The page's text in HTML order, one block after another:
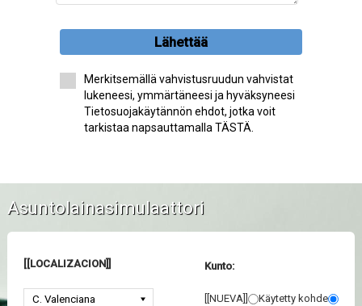
Lähettää
Merkitsemällä vahvistusruudun vahvistat
lukeneesi, ymmärtäneesi ja hyväksyneesi
Tietosuojakäytännön ehdot, jotka voit
tarkistaa napsauttamalla TÄSTÄ.
Asuntolainasimulaattori
[[LOCALIZACION]] Kunto:
[[NUEVA]] Käytetty kohde